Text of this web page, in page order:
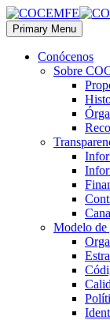
Primary Menu
Conócenos
Sobre
Modelo de